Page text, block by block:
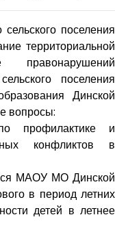
поселения
территориальной
поселения
Динской
вопросы:
профилактике и
конфликтов в
МАОУ МО Динской
в период летних
детей в летнее